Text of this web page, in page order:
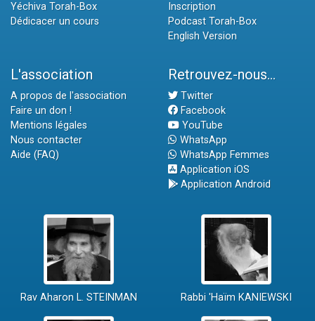
Yéchiva Torah-Box
Dédicacer un cours
Inscription
Podcast Torah-Box
English Version
L'association
A propos de l'association
Faire un don !
Mentions légales
Nous contacter
Aide (FAQ)
Retrouvez-nous...
Twitter
Facebook
YouTube
WhatsApp
WhatsApp Femmes
Application iOS
Application Android
Rav Aharon L. STEINMAN Rabbi 'Haïm KANIEWSKI